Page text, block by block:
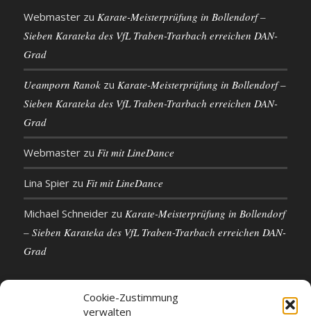
Cookie-Zustimmung
verwalten
Webmasterzu Karate-Meisterprüfung in Bollendorf –
Sieben Karateka des VfL Traben-Trarbach erreichen DAN-
Grad
Ueamporn Ranokzu Karate-Meisterprüfung in Bollendorf –
Sieben Karateka des VfL Traben-Trarbach erreichen DAN-
Grad
Webmasterzu Fit mit LineDance
Lina Spierzu Fit mit LineDance
Michael Schneiderzu Karate-Meisterprüfung in Bollendorf
– Sieben Karateka des VfL Traben-Trarbach erreichen DAN-
Grad